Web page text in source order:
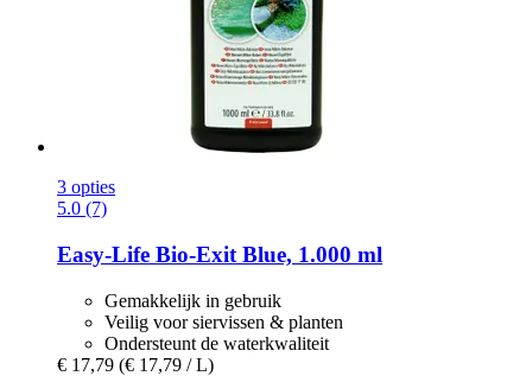
3 opties
5.0 (7)
Easy-Life Bio-​Exit Blue, 1.000 ml
Gemakkelijk in gebruik
Veilig voor siervissen & planten
Ondersteunt de waterkwaliteit
€ 17,79 (€ 17,79 / L)